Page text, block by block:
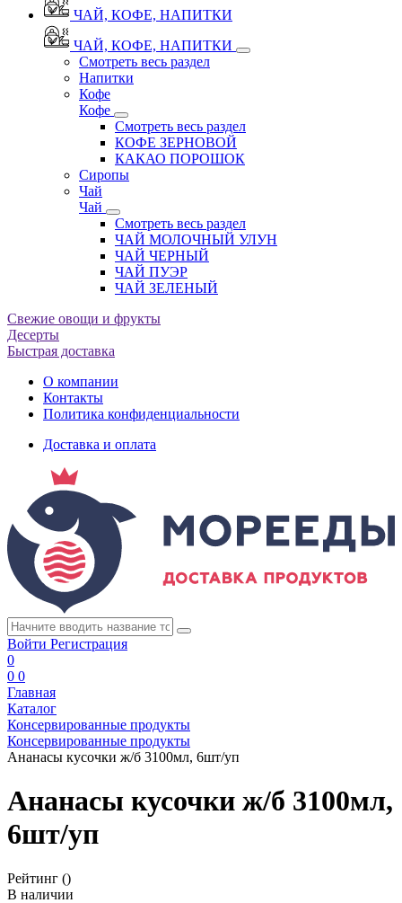
ЧАЙ, КОФЕ, НАПИТКИ
ЧАЙ, КОФЕ, НАПИТКИ
Смотреть весь раздел
Напитки
Кофе
Кофе
Смотреть весь раздел
КОФЕ ЗЕРНОВОЙ
КАКАО ПОРОШОК
Сиропы
Чай
Чай
Смотреть весь раздел
ЧАЙ МОЛОЧНЫЙ УЛУН
ЧАЙ ЧЕРНЫЙ
ЧАЙ ПУЭР
ЧАЙ ЗЕЛЕНЫЙ
Свежие овощи и фрукты
Десерты
Быстрая доставка
О компании
Контакты
Политика конфиденциальности
Доставка и оплата
Войти Регистрация
0
0 0
Главная
Каталог
Консервированные продукты
Консервированные продукты
Ананасы кусочки ж/б 3100мл, 6шт/уп
Ананасы кусочки ж/б 3100мл,
6шт/уп
Рейтинг ()
В наличии